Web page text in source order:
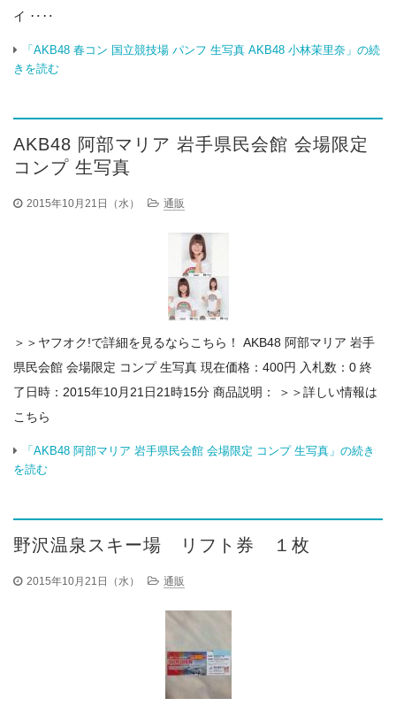
イ ‥‥
「AKB48 春コン 国立競技場 パンフ 生写真 AKB48 小林茉里奈」の続
きを読む
AKB48 阿部マリア 岩手県民会館 会場限定
コンプ 生写真
2015年10月21日（水） 通販
＞＞ヤフオク!で詳細を見るならこちら！ AKB48 阿部マリア 岩手
県民会館 会場限定 コンプ 生写真 現在価格：400円 入札数：0 終
了日時：2015年10月21日21時15分 商品説明： ＞＞詳しい情報は
こちら
「AKB48 阿部マリア 岩手県民会館 会場限定 コンプ 生写真」の続き
を読む
野沢温泉スキー場 リフト券 １枚
2015年10月21日（水） 通販